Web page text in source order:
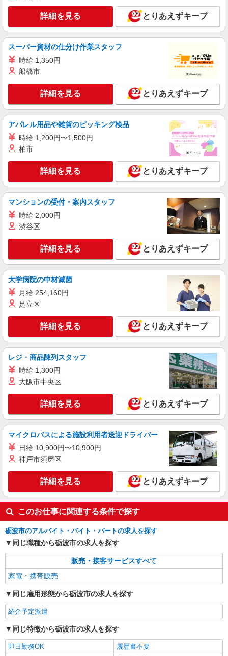
給１２３０円（〜１７時まで） ☆昇給・昇格制度
あり（年１回） ☆正社員登用制度有り
富山県礪波市中神２丁目６４番地
キープ 詳細を見る
アルバイト
ケーズデンキ 砺波店
時給１２３０円（大学・短大専門学生） 時給
１２３０円（高校生） ※高校生は、学校及び保護
者の許可が必要
富山県礪波市中神２丁目６４番地
キープ 詳細を見る
ケーズデンキ 砺波店
家電量販店のレジスタッフ
【月〜土】時給１３３０円（17時以降） 【日
祝日】時給１３３０円（終日） 【月〜土】時給１
富山県砺波市中神二丁目64番地
キープ 詳細を見る
パート
ケーズデンキ 砺波店
家電量販店のレジ・品出しスタッフ
【月〜土】時給１３３０円（17時以降） 【日
祝日】時給１３３０円（終日） 【月〜土】時給１
２３０円（〜17時まで） ☆昇給・昇格制度あり
（年１回）
富山県砺波市中神二丁目64番地
キープ 詳細を見る
詳細を見る とりあえずキープ
スーパー資材の仕分け作業スタッフ
時給 1,350円
船橋市
詳細を見る とりあえずキープ
アパレル用品や雑貨のピッキング検品
時給 1,200円〜1,500円
柏市
詳細を見る とりあえずキープ
マンションの受付・案内スタッフ
時給 2,000円
渋谷区
詳細を見る とりあえずキープ
大学病院の中材滅菌
月給 254,160円
足立区
詳細を見る とりあえずキープ
レジ・商品陳列スタッフ
時給 1,300円
大阪市中央区
詳細を見る とりあえずキープ
マイクロバスによる施設利用者送迎ドライバー
日給 10,900円〜10,900円
神戸市須磨区
詳細を見る とりあえずキープ
このお仕事に関連する条件で探す
砺波市のアルバイト・バイト・パートの求人を探す
同じ職種から砺波市の求人を探す
販売・接客サービスすべて
家電・携帯販売
同じ雇用形態から砺波市の求人を探す
紹介予定派遣
同じ特徴から砺波市の求人を探す
即日勤務OK
履歴書不要